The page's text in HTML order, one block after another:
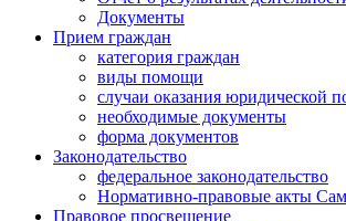
Документы
Прием граждан
категория граждан
виды помощи
случаи оказания юридической
необходимые документы
форма документов
Законодательство
федеральное законодательство
Нормативно-правовые акты
Правовое просвещение